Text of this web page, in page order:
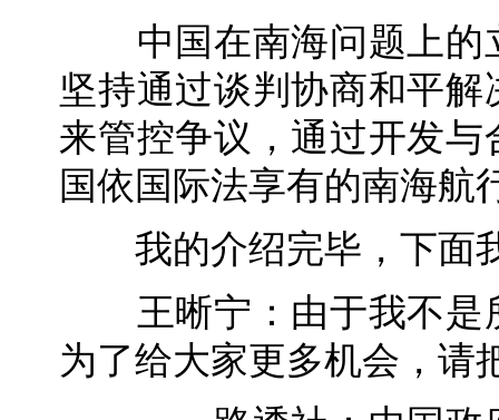
中国在南海问题上的
坚持通过谈判协商和平
来管控争议，通过开发
国依国际法享有的南海航
我的介绍完毕，下面
王晰宁：由于我不是
为了给大家更多机会，请